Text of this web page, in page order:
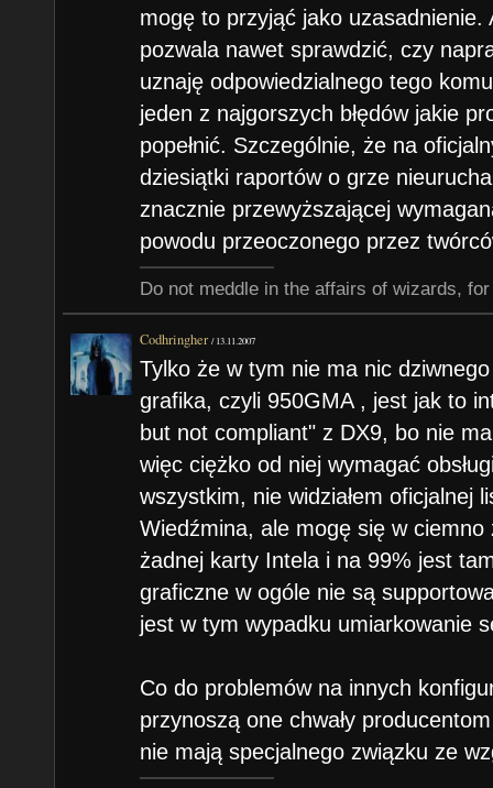
mogę to przyjąć jako
pozwala nawet sprawdzić, czy
uznaję odpowiedzialnego tego
jeden z najgorszych błędów jakie
popełnić. Szczególnie, że na
dziesiątki raportów o grze
znacznie przewyższającej
powodu przeoczonego przez
Do not meddle in the affairs of wizards,
Codhringher /13.11.2007
Tylko że w tym nie ma nic
grafika, czyli 950GMA , jest jak to
but not compliant" z DX9, bo nie
więc ciężko od niej wymagać
wszystkim, nie widziałem oficjalnej
Wiedźmina, ale mogę się w ciemno
żadnej karty Intela i na 99% jest
graficzne w ogóle nie są
jest w tym wypadku umiarkowanie
Co do problemów na innych
przynoszą one chwały
nie mają specjalnego związku ze